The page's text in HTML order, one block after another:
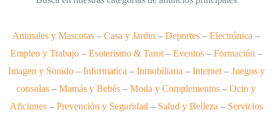
Animales y Mascotas – Casa y Jardin – Deportes – Electrónica –
Empleo y Trabajo– Esoterismo & Tarot– Eventos– Formación –
Imagen y Sonido– Informatica – Inmobiliaria – Internet– Juegos y
consolas – Mamás y Bebés – Moda y Complementos – Ocio y
Aficiones– Prevención y Seguridad – Salud y Belleza – Servicios